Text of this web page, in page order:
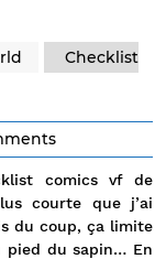
Checklist
comics vf de
courte que j’ai
du coup, ça limite
pied du sapin… En